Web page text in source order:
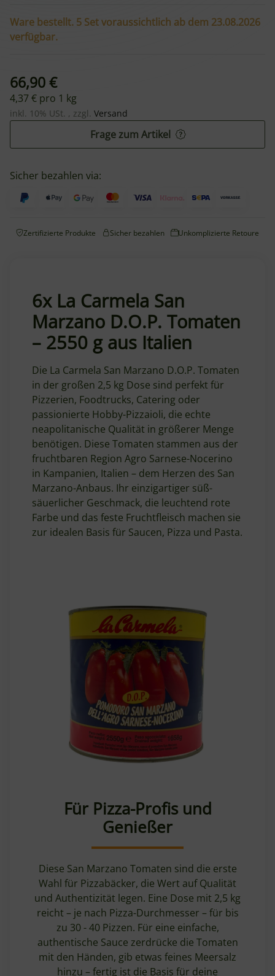
Ware bestellt. 5 Set voraussichtlich ab dem 23.08.2026
verfügbar.
66,90 €
4,37 € pro 1 kg
inkl. 10% USt. , zzgl. Versand
Frage zum Artikel
Sicher bezahlen via:
Zertifizierte Produkte Sicher bezahlen Unkomplizierte Retoure
6x La Carmela San
Marzano D.O.P. Tomaten
– 2550 g aus Italien
Die La Carmela San Marzano D.O.P. Tomaten
in der großen 2,5 kg Dose sind perfekt für
Pizzerien, Foodtrucks, Catering oder
passionierte Hobby-Pizzaioli, die echte
neapolitanische Qualität in größerer Menge
benötigen. Diese Tomaten stammen aus der
fruchtbaren Region Agro Sarnese-Nocerino
in Kampanien, Italien – dem Herzen des San
Marzano-Anbaus. Ihr einzigartiger süß-
säuerlicher Geschmack, die leuchtend rote
Farbe und das feste Fruchtfleisch machen sie
zur idealen Basis für Saucen, Pizza und Pasta.
Für Pizza-Profis und
Genießer
Diese San Marzano Tomaten sind die erste
Wahl für Pizzabäcker, die Wert auf Qualität
und Authentizität legen. Eine Dose mit 2,5 kg
reicht – je nach Pizza-Durchmesser – für bis
zu 30 - 40 Pizzen. Für eine einfache,
authentische Sauce zerdrücke die Tomaten
mit den Händen, gib etwas feines Meersalz
hinzu – fertig ist die Basis für deine